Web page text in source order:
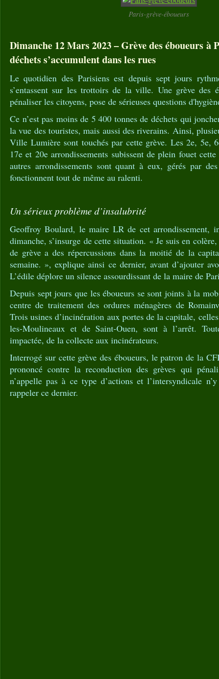
Paris-grève-éboueurs
Dimanche 12 Mars 2023 – Grève des éboueurs à
déchets s’accumulent dans les rues
Le quotidien des Parisiens est depuis sept jours
s’entassent sur les trottoirs de la ville. Une grève des
pénaliser les citoyens, pose de sérieuses questions
Ce n’est pas moins de 5 400 tonnes de déchets qui
la vue des touristes, mais aussi des riverains. Ainsi,
Ville Lumière sont touchés par cette grève. Les 2e, 5e,
17e et 20e arrondissements subissent de plein fouet
autres arrondissements sont quant à eux, gérés par
fonctionnent tout de même au ralenti.
Un sérieux problème d’insalubrité
Geoffroy Boulard, le maire LR de cet arrondissement,
dimanche, s’insurge de cette situation. « Je suis en
de grève a des répercussions dans la moitié de la
semaine. », explique ainsi ce dernier, avant d’ajouter
L’édile déplore un silence assourdissant de la maire de
Depuis sept jours que les éboueurs se sont joints à la
centre de traitement des ordures ménagères de
Trois usines d’incinération aux portes de la capitale,
les-Moulineaux et de Saint-Ouen, sont à l’arrêt.
impactée, de la collecte aux incinérateurs.
Interrogé sur cette grève des éboueurs, le patron de la
prononcé contre la reconduction des grèves qui
n’appelle pas à ce type d’actions et l’intersyndicale
rappeler ce dernier.